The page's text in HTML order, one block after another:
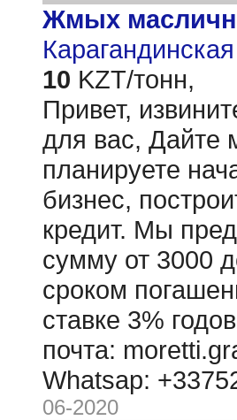
Жмых
10 KZT/тонн,
Привет,
для вас, Дайте
планируете
бизнес,
кредит. Мы
сумму от 3000
сроком
ставке 3%
почта:
Whatsap:
06-2020